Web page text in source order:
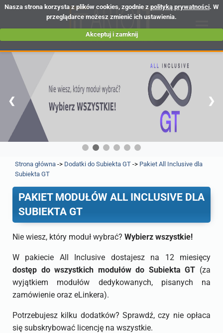
Nasza strona korzysta z plików cookies, zgodnie z polityką prywatności. W
przeglądarce możesz zmienić ich ustawienia.
Akceptuj i zamknij
❮ ❯
Strona główna -> Dodatki do Subiekta GT -> Pakiet All Inclusive dla
Subiekta GT
PAKIET MODUŁÓW ALL INCLUSIVE DLA
SUBIEKTA GT
Nie wiesz, który moduł wybrać? Wybierz wszystkie!
W pakiecie All Inclusive dostajesz na 12 miesięcy
dostęp do wszystkich modułów do Subiekta GT (za
wyjątkiem modułów dedykowanych, pisanych na
zamówienie oraz eLinkera).
Potrzebujesz kilku dodatków? Sprawdź, czy nie opłaca
się subskrybować licencję na wszystkie.